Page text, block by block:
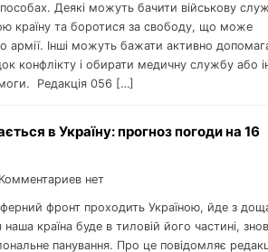
Деякі можуть бачити військову
країну та боротися за свободу, що може
армії. Інші можуть бажати активно
конфлікту і обирати медичну службу або
Редакція 056 […]
в Україну: прогноз погоди на 16
Комментариев нет
фронт проходить Україною, йде з
країна буде в тиловій його частині,
панування. Про це повідомляє